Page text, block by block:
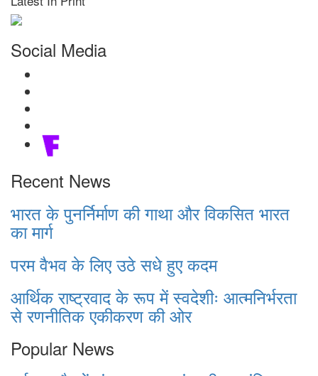
Social Media
Recent News
भारत के पुनर्निर्माण की गाथा और विकसित भारत
का मार्ग
परम वैभव के लिए उठे सधे हुए कदम
आर्थिक राष्ट्रवाद के रूप में स्वदेशीः आत्मनिर्भरता
से रणनीतिक एकीकरण की ओर
Popular News